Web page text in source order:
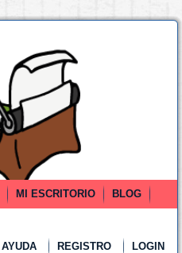
MI ESCRITORIO
BLOG
AYUDA REGISTRO LOGIN